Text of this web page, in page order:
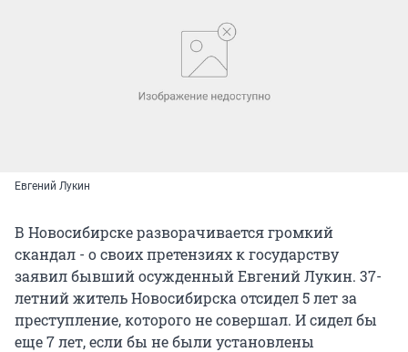
Евгений Лукин
В Новосибирске разворачивается громкий
скандал - о своих претензиях к государству
заявил бывший осужденный Евгений Лукин. 37-
летний житель Новосибирска отсидел 5 лет за
преступление, которого не совершал. И сидел бы
еще 7 лет, если бы не были установлены